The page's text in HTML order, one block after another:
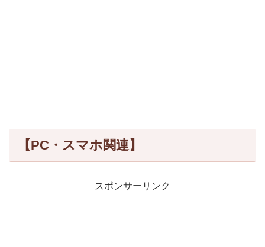
【PC・スマホ関連】
スポンサーリンク